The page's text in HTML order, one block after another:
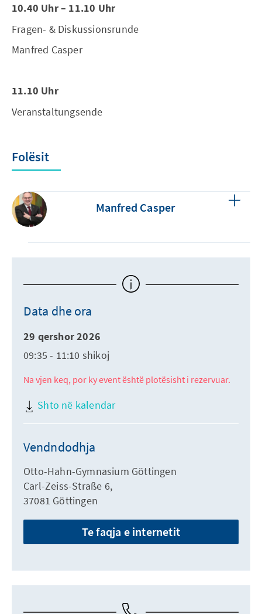
10.40 Uhr – 11.10 Uhr
Fragen- & Diskussionsrunde
Manfred Casper
11.10 Uhr
Veranstaltungsende
Folësit
Manfred Casper
Data dhe ora
29 qershor 2026
09:35 - 11:10 shikoj
Na vjen keq, por ky event është plotësisht i rezervuar.
Shto në kalendar
Vendndodhja
Otto-Hahn-Gymnasium Göttingen
Carl-Zeiss-Straße 6,
37081 Göttingen
Te faqja e internetit